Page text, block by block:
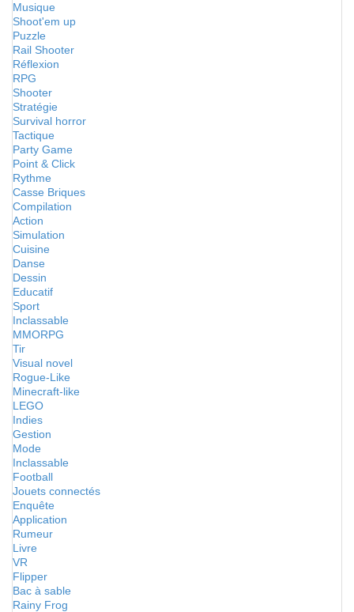
Musique
Shoot'em up
Puzzle
Rail Shooter
Réflexion
RPG
Shooter
Stratégie
Survival horror
Tactique
Party Game
Point & Click
Rythme
Casse Briques
Compilation
Action
Simulation
Cuisine
Danse
Dessin
Educatif
Sport
Inclassable
MMORPG
Tir
Visual novel
Rogue-Like
Minecraft-like
LEGO
Indies
Gestion
Mode
Inclassable
Football
Jouets connectés
Enquête
Application
Rumeur
Livre
VR
Flipper
Bac à sable
Rainy Frog